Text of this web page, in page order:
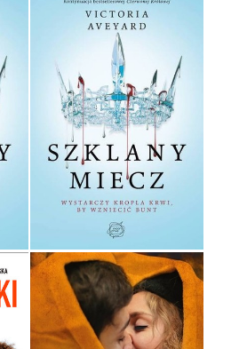
SZKLANY MIECZ
VICTORIA AVEYARD
OPRAWA TWARDA
39,90 ZŁ